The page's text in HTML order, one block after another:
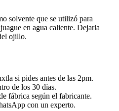
solvente que se utilizó para
en agua caliente. Dejarla
ojillo.
si pides antes de las 2pm.
de los 30 días.
fábrica según el fabricante.
con un experto.